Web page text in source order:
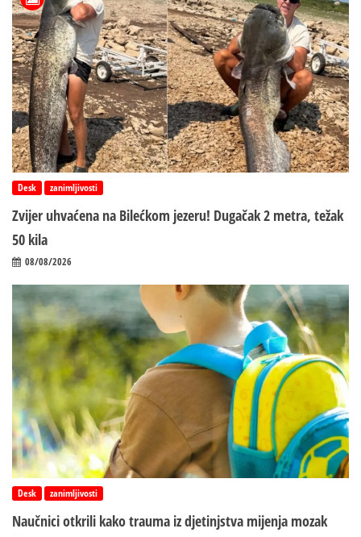
Desk zanimljivosti
Zvijer uhvaćena na Bilećkom jezeru! Dugačak 2 metra, težak
50 kila
08/08/2026
Desk zanimljivosti
Naučnici otkrili kako trauma iz d‌jetinjstva mijenja mozak